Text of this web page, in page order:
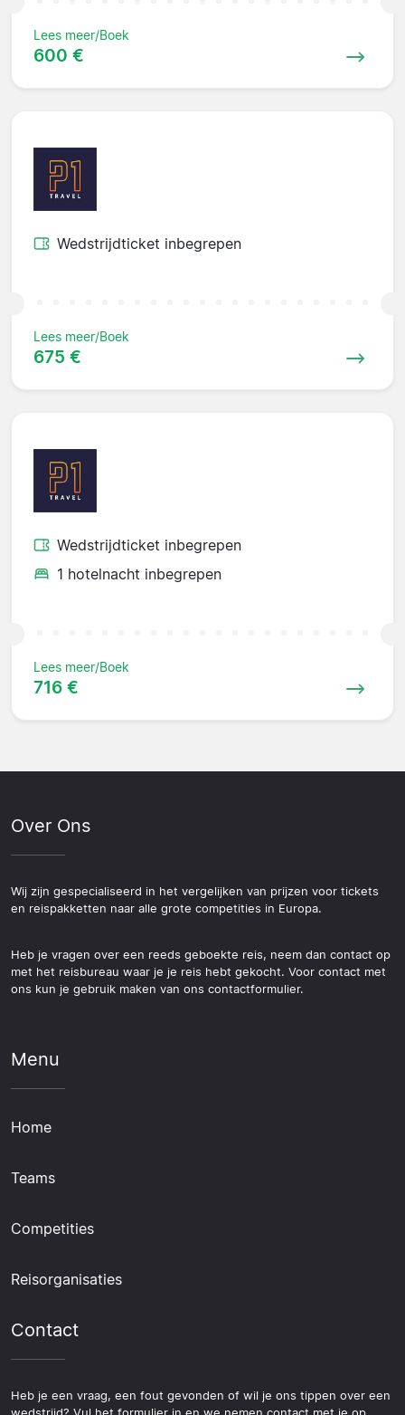
Lees meer/Boek
600 €
Wedstrijdticket inbegrepen
Lees meer/Boek
675 €
Wedstrijdticket inbegrepen
1 hotelnacht inbegrepen
Lees meer/Boek
716 €
Over Ons
Wij zijn gespecialiseerd in het vergelijken van prijzen voor tickets
en reispakketten naar alle grote competities in Europa.
Heb je vragen over een reeds geboekte reis, neem dan contact op
met het reisbureau waar je je reis hebt gekocht. Voor contact met
ons kun je gebruik maken van ons contactformulier.
Menu
Home
Teams
Competities
Reisorganisaties
Contact
Heb je een vraag, een fout gevonden of wil je ons tippen over een